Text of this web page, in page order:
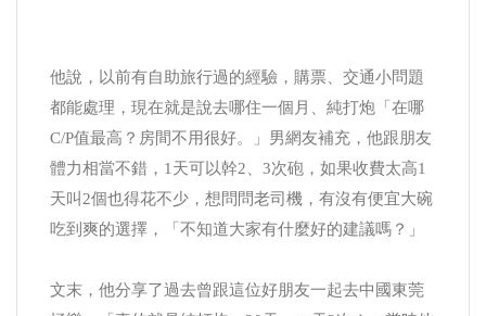
他說，以前有自助旅行過的經驗，購票、交通小問題
都能處理，現在就是說去哪住一個月、純打炮「在哪
C/P值最高？房間不用很好。」男網友補充，他跟朋友
體力相當不錯，1天可以幹2、3次砲，如果收費太高1
天叫2個也得花不少，想問問老司機，有沒有便宜大碗
吃到爽的選擇，「不知道大家有什麼好的建議嗎？」
文末，他分享了過去曾跟這位好朋友一起去中國東莞